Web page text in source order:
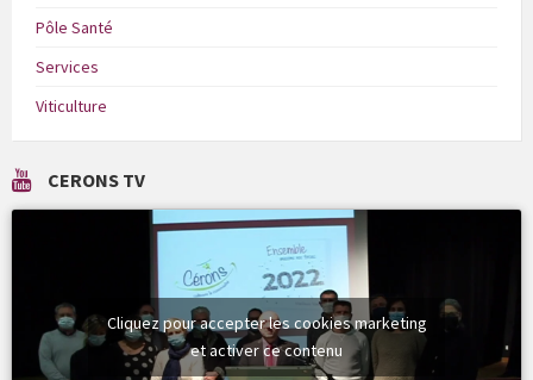
Pôle Santé
Services
Viticulture
CERONS TV
Cliquez pour accepter les cookies marketing
et activer ce contenu